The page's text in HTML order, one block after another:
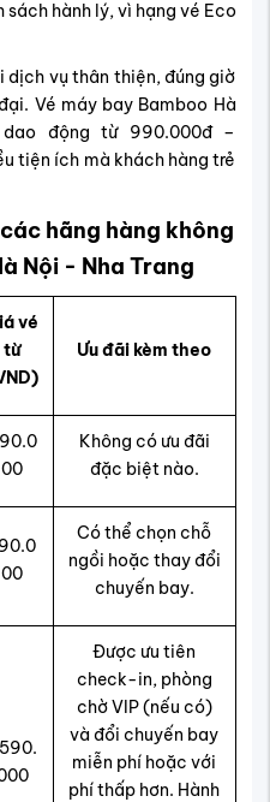
hành lý, vì hạng vé Eco
dịch vụ thân thiện, đúng giờ
Vé máy bay Bamboo Hà
động từ 990.000đ –
tiện ích mà khách hàng trẻ
hãng hàng không
Nội - Nha Trang
vé
từ
Ưu đãi kèm theo
00
Không có ưu đãi
đặc biệt nào.
00
Có thể chọn chỗ
ngồi hoặc thay đổi
chuyến bay.
Được ưu tiên
check-in, phòng
chờ VIP (nếu có)
và đổi chuyến bay
miễn phí hoặc với
phí thấp hơn. Hành